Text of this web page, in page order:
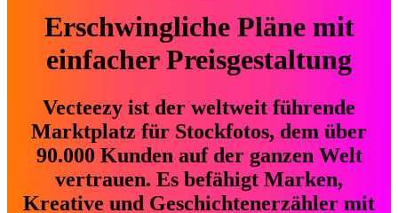
Erschwingliche Pläne mit
einfacher Preisgestaltung
Vecteezy ist der weltweit führende
Marktplatz für Stockfotos, dem über
90.000 Kunden auf der ganzen Welt
vertrauen. Es befähigt Marken,
Kreative und Geschichtenerzähler mit